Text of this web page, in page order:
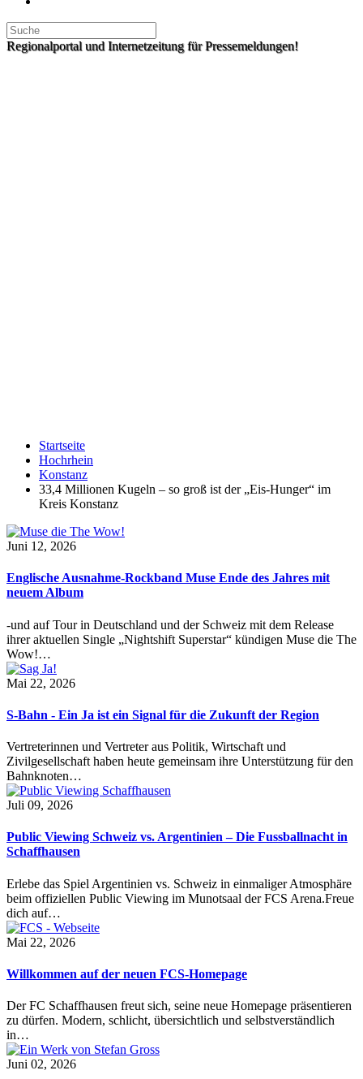
Regionalportal und Internetzeitung für Pressemeldungen!
Startseite
Hochrhein
Konstanz
33,4 Millionen Kugeln – so groß ist der „Eis-Hunger“ im
Kreis Konstanz
Juni 12, 2026
Englische Ausnahme-Rockband Muse Ende des Jahres mit
neuem Album
-und auf Tour in Deutschland und der Schweiz mit dem Release
ihrer aktuellen Single „Nightshift Superstar“ kündigen Muse die The
Wow!…
Mai 22, 2026
S-Bahn - Ein Ja ist ein Signal für die Zukunft der Region
Vertreterinnen und Vertreter aus Politik, Wirtschaft und
Zivilgesellschaft haben heute gemeinsam ihre Unterstützung für den
Bahnknoten…
Juli 09, 2026
Public Viewing Schweiz vs. Argentinien – Die Fussballnacht in
Schaffhausen
Erlebe das Spiel Argentinien vs. Schweiz in einmaliger Atmosphäre
beim offiziellen Public Viewing im Munotsaal der FCS Arena.Freue
dich auf…
Mai 22, 2026
Willkommen auf der neuen FCS-Homepage
Der FC Schaffhausen freut sich, seine neue Homepage präsentieren
zu dürfen. Modern, schlicht, übersichtlich und selbstverständlich
in…
Juni 02, 2026